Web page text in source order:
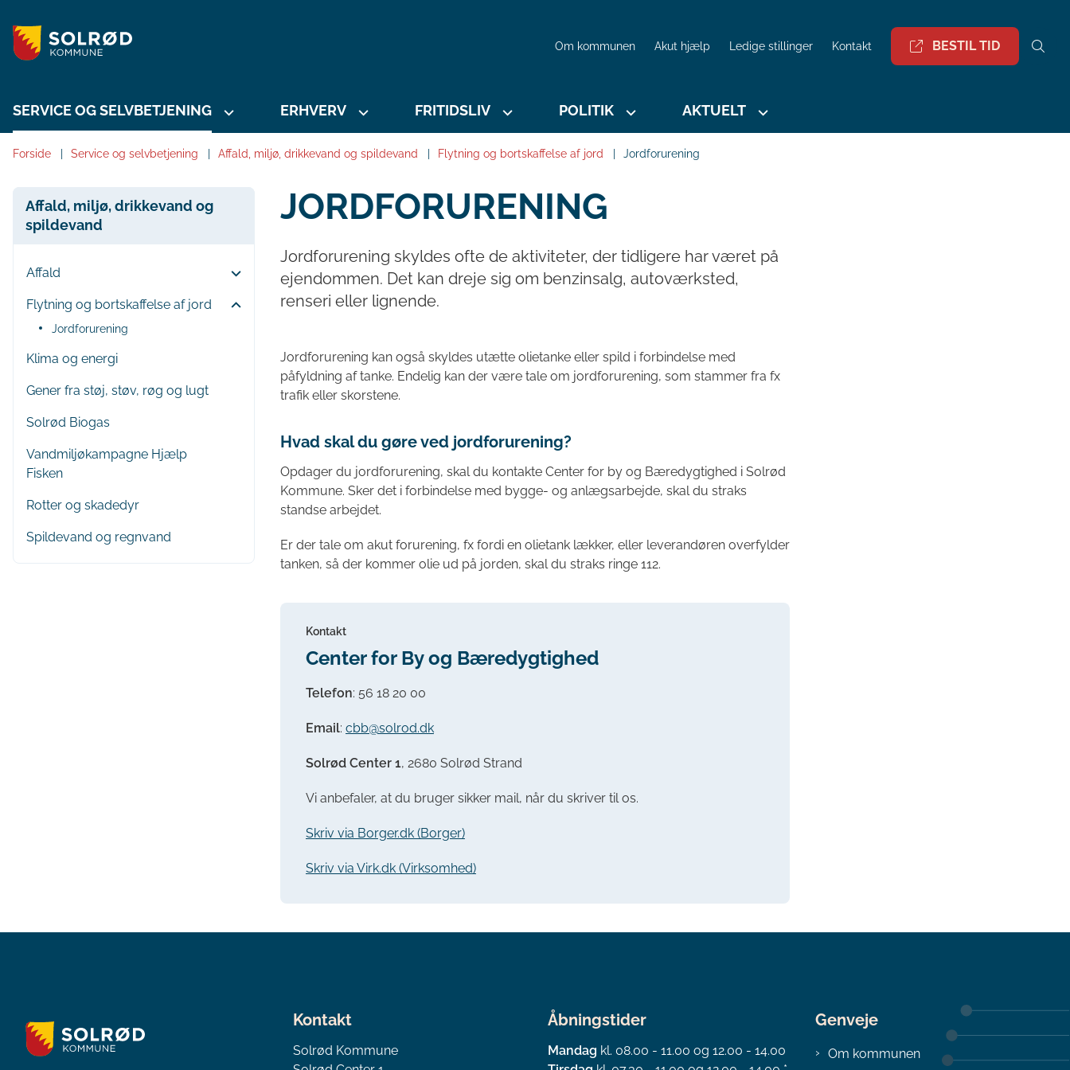
Om kommunen Akut hjælp Ledige stillinger Kontakt BESTIL TID
SERVICE OG SELVBETJENING ERHVERV FRITIDSLIV POLITIK AKTUELT
Forside Service og selvbetjening Affald, miljø, drikkevand og spildevand Flytning og bortskaffelse af jord Jordforurening
Affald, miljø, drikkevand og
spildevand
Affald
Flytning og bortskaffelse af jord
Jordforurening
Klima og energi
Gener fra støj, støv, røg og lugt
Solrød Biogas
Vandmiljøkampagne Hjælp
Fisken
Rotter og skadedyr
Spildevand og regnvand
JORDFORURENING
Jordforurening skyldes ofte de aktiviteter, der tidligere har været på
ejendommen. Det kan dreje sig om benzinsalg, autoværksted,
renseri eller lignende.
Jordforurening kan også skyldes utætte olietanke eller spild i forbindelse med
påfyldning af tanke. Endelig kan der være tale om jordforurening, som stammer fra fx
trafik eller skorstene.
Hvad skal du gøre ved jordforurening?
Opdager du jordforurening, skal du kontakte Center for by og Bæredygtighed i Solrød
Kommune. Sker det i forbindelse med bygge- og anlægsarbejde, skal du straks
standse arbejdet.
Er der tale om akut forurening, fx fordi en olietank lækker, eller leverandøren overfylder
tanken, så der kommer olie ud på jorden, skal du straks ringe 112.
Kontakt
Center for By og Bæredygtighed
Telefon: 56 18 20 00
Email: cbb@solrod.dk
Solrød Center 1, 2680 Solrød Strand
Vi anbefaler, at du bruger sikker mail, når du skriver til os.
Skriv via Borger.dk (Borger)
Skriv via Virk.dk (Virksomhed)
Kontakt
Solrød Kommune
Åbningstider
Mandag kl. 08.00 - 11.00 og 12.00 - 14.00
Genveje
Om kommunen